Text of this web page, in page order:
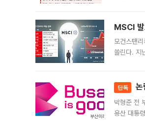
MSCI
모건스탠
쏠린다. 지
단독
박형준 전
용산 대통